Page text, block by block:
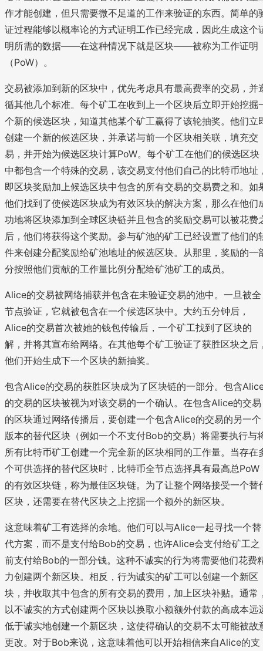
作才能创建，但只需要微不足道的工作来验证的东西。简单的
证过程能够以概率论的方式证明工作已经完成，因此生成这个
明所需的数据——在这种情况下就是区块——被称为工作证明
（PoW）。
交易被添加到新的区块中，优先考虑具有最高费率的交易，并
循其他几个标准。每个矿工在收到上一个区块后立即开始挖掘
个新的候选区块，知道其他某个矿工赢得了该轮抽奖。他们立
创建一个新的候选区块，并承诺与前一个区块相关联，填充交
易，并开始为候选区块计算PoW。每个矿工在他们的候选区块
中都包含一个特殊的交易，该交易支付他们自己的比特币地址
即区块奖励加上候选区块中包含的所有交易的交易费之和。如
他们找到了使候选区块成为有效区块的解决方案，那么在他们
功地将区块添加到全球区块链并且包含的奖励交易可以被花费
后，他们将获得这个奖励。参与矿池的矿工已经设置了他们的
件来创建分配奖励给矿池地址的候选区块。从那里，奖励的一
分按照他们贡献的工作量比例分配给矿池矿工的成员。
Alice的交易被网络捕获并包含在未验证交易的池中。一旦被全
节点验证，它就被包含在一个候选区块中。大约五分钟后，
Alice的交易首次被她的钱包传输后，一个矿工找到了区块的
解，并将其宣布给网络。在其他每个矿工验证了获胜区块之后
他们开始生成下一个区块的新抽奖。
包含Alice的交易的获胜区块成为了区块链的一部分。包含
的交易的区块被视为对该交易的一个确认。在包含Alice的交易
的区块通过网络传播后，要创建一个包含Alice的交易的另一个
版本的替代区块（例如一个不支付Bob的交易）将需要执行与
所有比特币矿工创建一个完全新的区块相同的工作量。当存在
个可供选择的替代区块时，比特币全节点选择具有最高总PoW
的有效区块链，称为最佳区块链。为了让整个网络接受一个替
区块，还需要在替代区块之上挖掘一个额外的新区块。
这意味着矿工有选择的余地。他们可以与Alice一起寻找一个替
代方案，而不是支付给Bob的交易，也许Alice会支付给矿工之
前支付给Bob的一部分钱。这种不诚实的行为将需要他们花费
力创建两个新区块。相反，行为诚实的矿工可以创建一个新区
块，并收取其中包含的所有交易的费用，加上区块补贴。通常
以不诚实的方式创建两个区块以换取小额额外付款的高成本远
低于诚实地创建一个新区块，这使得确认的交易不太可能被故
更改。对于Bob来说，这意味着他可以开始相信来自Alice的支